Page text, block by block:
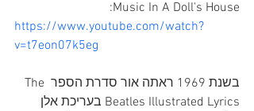
Music In A Doll's House:
https://www.youtube.com/watch?
v=t7eon07k5eg
בשנת 1969 ראתה אור סדרת הספר The
Beatles Illustrated Lyrics בעריכת אלן